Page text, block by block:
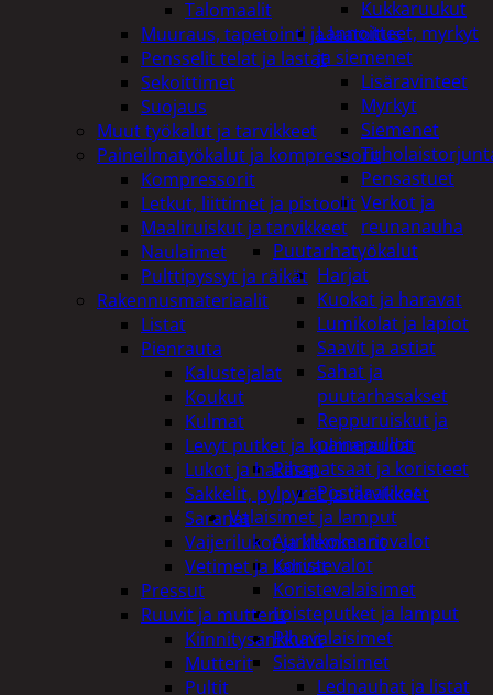
Kukkaruukut
Lannoitteet, myrkyt
ja siemenet
Lisäravinteet
Myrkyt
Siemenet
Pensastuet
Verkot ja
reunanauha
Puutarhatyökalut
Harjat
Kuokat ja haravat
Lumikolat ja lapiot
Saavit ja astiat
Sahat ja
puutarhasakset
Reppuruiskut ja
painepullot
Pihapatsaat ja koristeet
Postilaatikot
Valaisimet ja lamput
Aurinkokennovalot
Koristevalot
Koristevalaisimet
Loisteputket ja lamput
Pihavalaisimet
Sisävalaisimet
Lednauhat ja listat
Talomaalit
Muuraus, tapetointi ja laatoitus
Pensselit telat ja lastat
Sekoittimet
Suojaus
Muut työkalut ja tarvikkeet
Paineilmatyökalut ja kompressorit
Kompressorit
Letkut, liittimet ja pistoolit
Maaliruiskut ja tarvikkeet
Naulaimet
Pulttipyssyt ja räikät
Rakennusmateriaalit
Listat
Pienrauta
Kalustejalat
Koukut
Kulmat
Levyt putket ja kulmaraudat
Lukot ja hakaset
Sakkelit, pylpyrät ja tarvikkeet
Saranat
Vaijerilukot ja klemmarit
Vetimet ja kahvat
Pressut
Ruuvit ja mutterit
Kiinnitysankkurit
Mutterit
Pultit